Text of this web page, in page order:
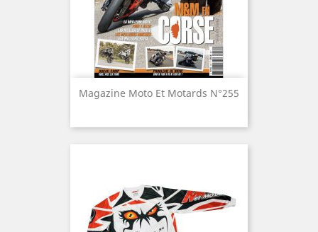
Magazine Moto Et Motards N°255